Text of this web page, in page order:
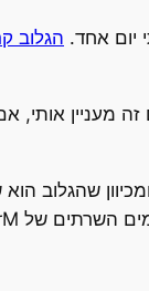
הגלוב
מעניין אותי,
שהגלוב